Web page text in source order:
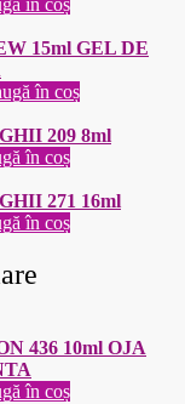
în coș
15ml GEL DE
în coș
209 8ml
în coș
271 16ml
în coș
436 10ml OJA
în coș